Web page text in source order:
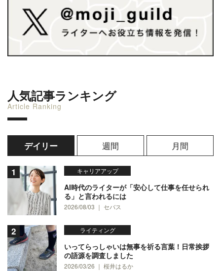
人気記事ランキング
Article Ranking
デイリー 週間 月間
キャリアアップ
AI時代のライターが「安心して仕事を任せられ
る」と言われるには
2026/08/03 ｜ セバス
ライティング
いってらっしゃいは無事を祈る言葉！日常挨拶
の語源を調査しました
2026/03/26 ｜ 桜井はるか